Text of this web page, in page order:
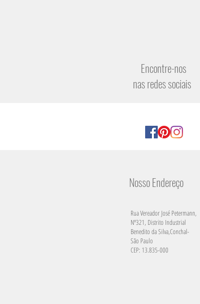
Encontre-nos
nas redes sociais
Nosso Endereço
Rua Vereador José Petermann,
Nº321, Distrito Industrial
Benedito da Silva,Conchal-
São Paulo
CEP: 13.835-000